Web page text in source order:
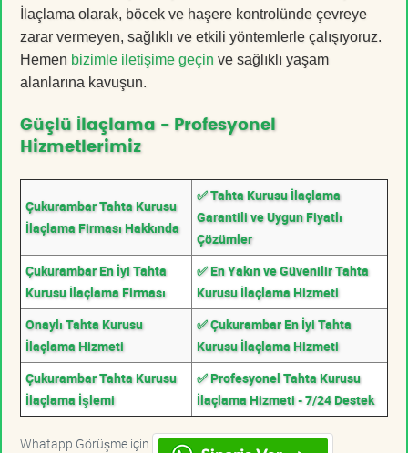
İlaçlama olarak, böcek ve haşere kontrolünde çevreye
zarar vermeyen, sağlıklı ve etkili yöntemlerle çalışıyoruz.
Hemen bizimle iletişime geçin ve sağlıklı yaşam
alanlarına kavuşun.
Güçlü İlaçlama - Profesyonel
Hizmetlerimiz
Çukurambar Tahta Kurusu
İlaçlama Firması Hakkında
✅ Tahta Kurusu İlaçlama
Garantili ve Uygun Fiyatlı
Çözümler
Çukurambar En İyi Tahta
Kurusu İlaçlama Firması
✅ En Yakın ve Güvenilir Tahta
Kurusu İlaçlama Hizmeti
Onaylı Tahta Kurusu
İlaçlama Hizmeti
✅ Çukurambar En İyi Tahta
Kurusu İlaçlama Hizmeti
Çukurambar Tahta Kurusu
İlaçlama İşlemi
✅ Profesyonel Tahta Kurusu
İlaçlama Hizmeti - 7/24 Destek
Whatapp Görüşme için